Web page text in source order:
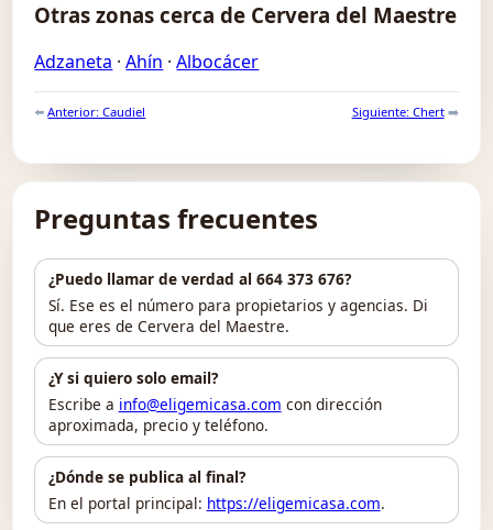
Otras zonas cerca de Cervera del Maestre
Adzaneta ·Ahín ·Albocácer
⬅️Anterior: Caudiel Siguiente: Chert➡️
Preguntas frecuentes
¿Puedo llamar de verdad al 664 373 676?
Sí. Ese es el número para propietarios y agencias. Di
que eres de Cervera del Maestre.
¿Y si quiero solo email?
Escribe a info@eligemicasa.com con dirección
aproximada, precio y teléfono.
¿Dónde se publica al final?
En el portal principal: https://eligemicasa.com.